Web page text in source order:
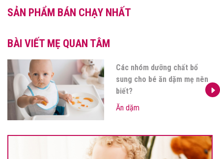
SẢN PHẨM BÁN CHẠY NHẤT
BÀI VIẾT MẸ QUAN TÂM
Các nhóm dưỡng chất bổ
sung cho bé ăn dặm mẹ nên
biết?
Ăn dặm